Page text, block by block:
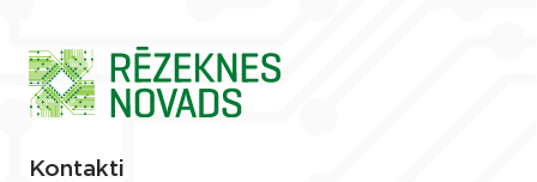
Kontakti